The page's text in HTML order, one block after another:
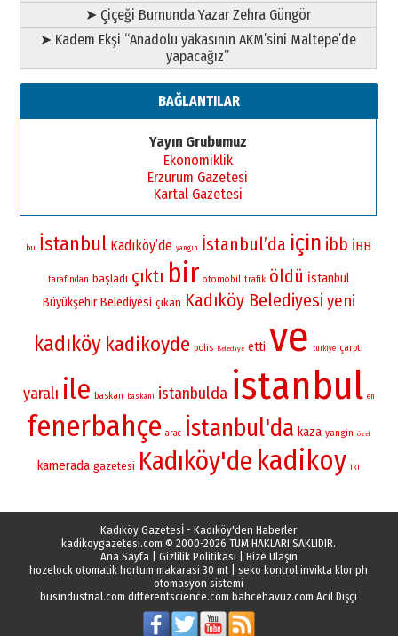
➤ Çiçeği Burnunda Yazar Zehra Güngör
➤ Kadem Ekşi “Anadolu yakasının AKM’sini Maltepe’de
yapacağız”
BAĞLANTILAR
Yayın Grubumuz
Ekonomiklik
Erzurum Gazetesi
Kartal Gazetesi
bu İstanbul Kadıköy’de yangın İstanbul’da için ibb İBB
tarafından başladı çıktı bir otomobil trafik öldü İstanbul
Büyükşehir Belediyesi çıkan Kadıköy Belediyesi yeni
kadıköy kadikoyde polis Belediye etti ve turkiye çarptı
yaralı ile baskan baskani istanbulda istanbul en
fenerbahçe arac İstanbul'da kaza yangin özel
kamerada gazetesi Kadıköy'de kadikoy iki
Kadıköy Gazetesİ - Kadıköy'den Haberler
kadikoygazetesi.com © 2000-2026 TÜM HAKLARI SAKLIDIR.
Ana Sayfa
Gizlilik Politikası
Bize Ulaşın
hozelock otomatik hortum makarasi 30 mt |seko kontrol invikta klor ph
otomasyon sistemi
busindustrial.com differentscience.com bahcehavuz.com Acil Dişçi